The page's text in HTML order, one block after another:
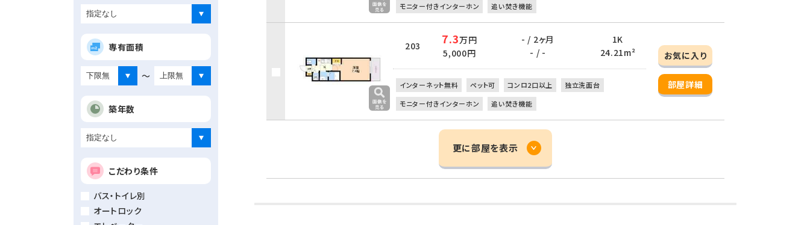
専有面積
～
築年数
こだわり条件
バス・トイレ別
オートロック
モニター付きインターホン
追い焚き機能
203 7.3万円
5,000円
- / 2ヶ月
- / -
1K
24.21m²
お気に入り
部屋詳細
インターネット無料 ペット可 コンロ2口以上
独立洗面台
モニター付きインターホン
追い焚き機能
更に部屋を表示